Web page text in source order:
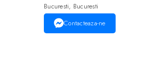
Bucuresti, Bucuresti
Contacteaza-ne